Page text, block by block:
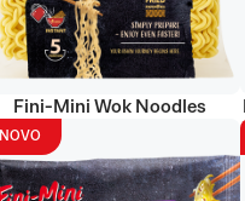
Fini-Mini Wok Noodles
NOVO